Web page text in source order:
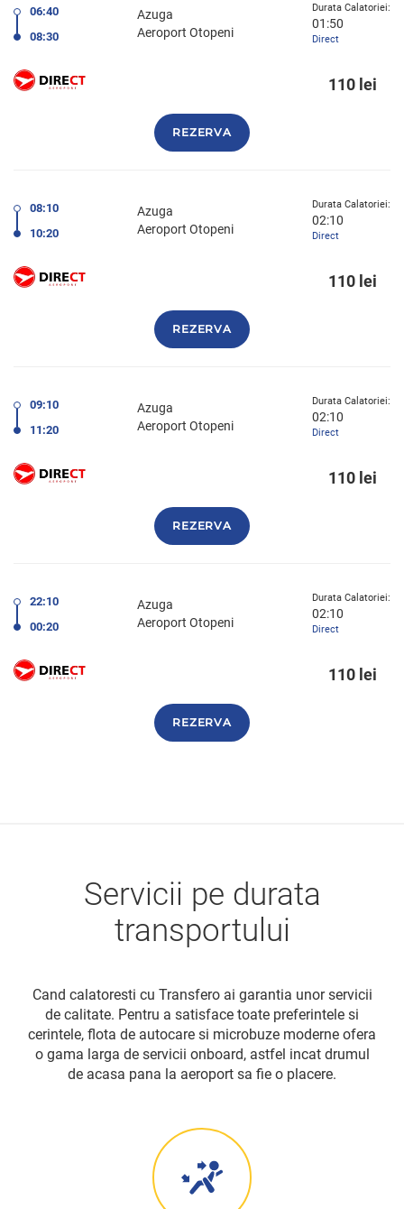
06:40
08:30
Azuga
Aeroport Otopeni
Durata Calatoriei:
01:50
Direct
110 lei
REZERVA
08:10
10:20
Azuga
Aeroport Otopeni
Durata Calatoriei:
02:10
Direct
110 lei
REZERVA
09:10
11:20
Azuga
Aeroport Otopeni
Durata Calatoriei:
02:10
Direct
110 lei
REZERVA
22:10
00:20
Azuga
Aeroport Otopeni
Durata Calatoriei:
02:10
Direct
110 lei
REZERVA
Servicii pe durata
transportului
Cand calatoresti cu Transfero ai garantia unor servicii
de calitate. Pentru a satisface toate preferintele si
cerintele, flota de autocare si microbuze moderne ofera
o gama larga de servicii onboard, astfel incat drumul
de acasa pana la aeroport sa fie o placere.